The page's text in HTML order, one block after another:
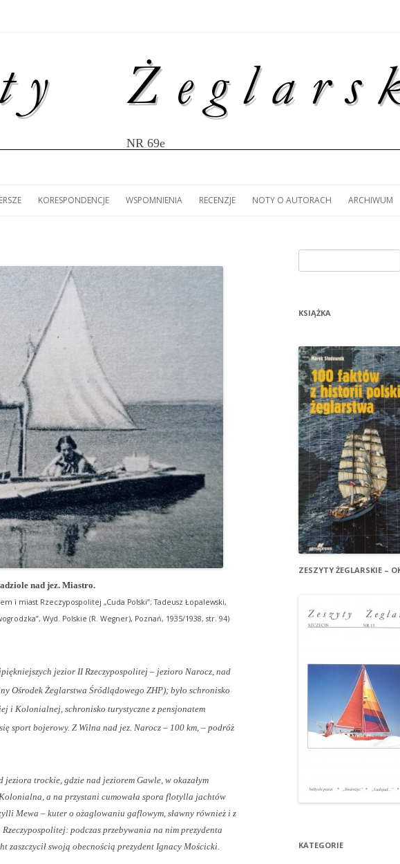
NR 69e
do
AKCJI
KORESPONDENCJE WSPOMNIENIA RECENZJE
HISTORII POLSKIEGO
NOTY O AUTORACH ARCHIWUM
nad jez. Miastro.
i miast Rzeczypospolitej „Cuda Polski”; Tadeusz Łopalewski,
Wyd. Polskie (R. Wegner), Poznań, 1935/1938, str. 94)
jezior II Rzeczypospolitej – jezioro Narocz, nad
Ośrodek Żeglarstwa Śródlądowego ZHP); było schronisko
i Kolonialnej, schronisko turystyczne z pensjonatem
sport bojerowy. Z Wilna nad jez. Narocz – 100 km, – podróż
jeziora trockie, gdzie nad jeziorem Gawle, w okazałym
a na przystani cumowała spora flotylla jachtów
Mewa – kuter o ożaglowaniu gaflowym, sławny również i z
podczas przebywania na nim prezydenta
zaszczycił swoją obecnością prezydent Ignacy Mościcki.
KSIĄŻKA
ZESZYTY ŻEGLARSKIE –
KATEGORIE